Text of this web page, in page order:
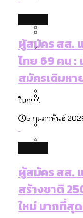
กทม. มีอำ
งบระบา
ทำอะไรบ้
กรุงเทพฯ
คอนเสิร์ต
งาน ตั้ง
ปีนกำแพ
สำรวจงบ
ผ่าน
สำรวจรา
กรุงเทพ
กรุงเทพฯ
คนตายมา
คำนำหน้า
[ข้อมูลดิ
กรุงเทพ
สวนสาธ
[ข้อมูลดิ
ผู้สมัคร สส.
ไทย 69 คน :
สมัครเดิมหา
ในก...
5 กุมภาพันธ์
ผู้สมัคร สส.
สร้างชาติ
ใหม่ มากที่สุ